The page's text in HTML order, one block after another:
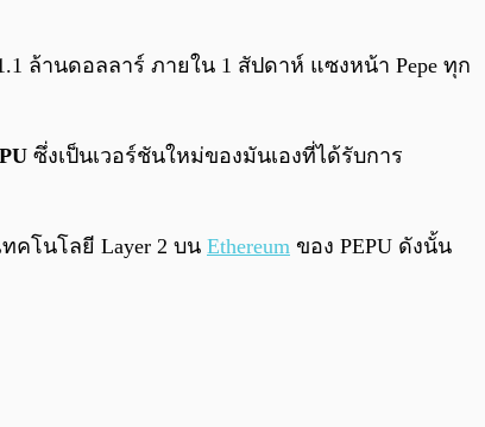
ล้านดอลลาร์ ภายใน 1 สัปดาห์ แซงหน้า Pepe ทุก
​ ซึ่งเป็นเวอร์ชันใหม่ของมันเองที่ได้รับการ
คโนโลยี Layer 2 บน Ethereum ของ PEPU ดังนั้น